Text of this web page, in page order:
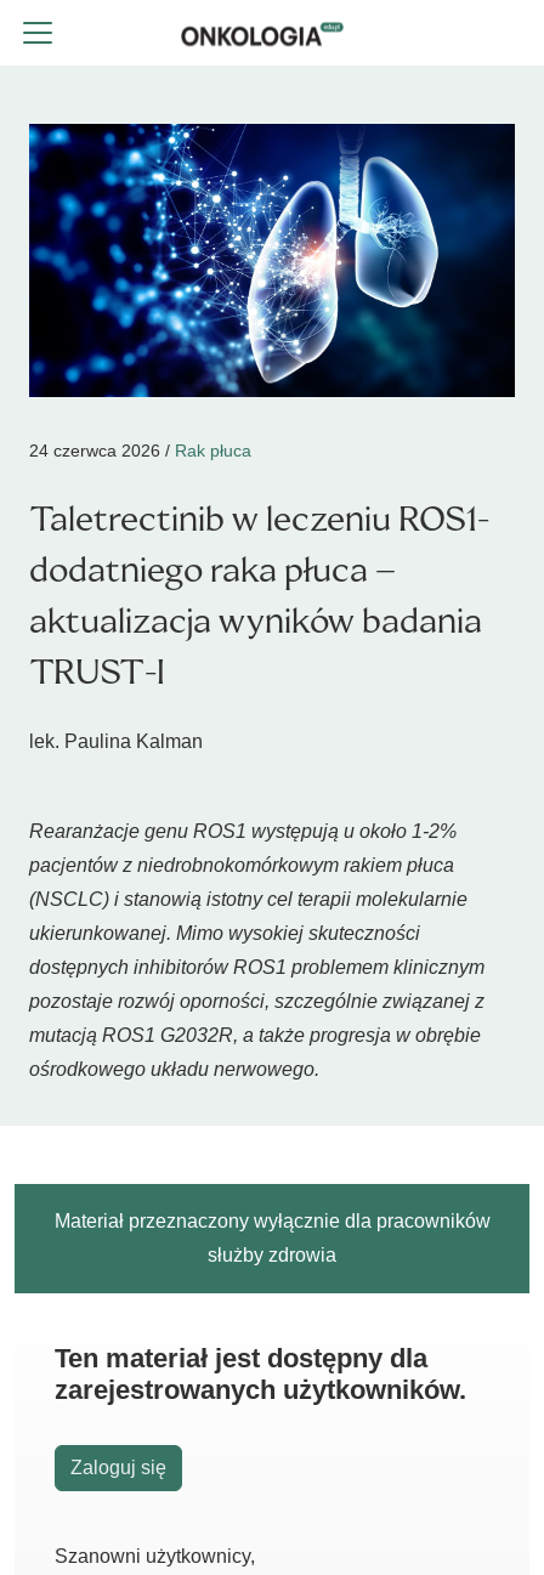
24 czerwca 2026 / Rak płuca
Taletrectinib w leczeniu ROS1-
dodatniego raka płuca –
aktualizacja wyników badania
TRUST-I
lek. Paulina Kalman
Rearanżacje genu ROS1 występują u około 1-2%
pacjentów z niedrobnokomórkowym rakiem płuca
(NSCLC) i stanowią istotny cel terapii molekularnie
ukierunkowanej. Mimo wysokiej skuteczności
dostępnych inhibitorów ROS1 problemem klinicznym
pozostaje rozwój oporności, szczególnie związanej z
mutacją ROS1 G2032R, a także progresja w obrębie
ośrodkowego układu nerwowego.
Materiał przeznaczony wyłącznie dla pracowników
służby zdrowia
Ten materiał jest dostępny dla
zarejestrowanych użytkowników.
Zaloguj się
Szanowni użytkownicy,